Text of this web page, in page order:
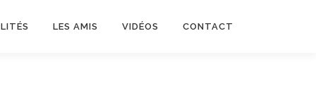
LES AMIS VIDÉOS CONTACT